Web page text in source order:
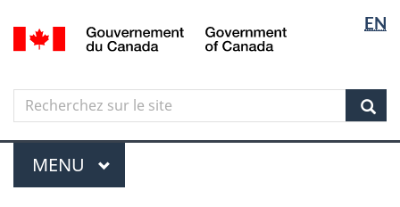
Aller
au
principal
Skip
to
government"
Passer
à
version
simplifiée
langue
EN
Canada
Search
Recherchez
sur
le
site
Menu
MENU PRINCIPAL